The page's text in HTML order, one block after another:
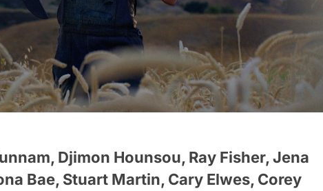
Djimon Hounsou, Ray Fisher, Jena
Bae, Stuart Martin, Cary Elwes, Corey